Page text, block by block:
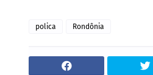
polica Rondônia